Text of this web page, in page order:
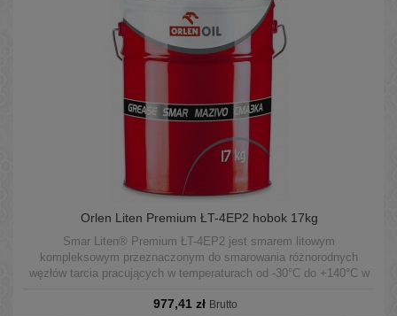
Orlen Liten Premium ŁT-4EP2 hobok 17kg
Smar Liten® Premium ŁT-4EP2 jest smarem litowym
kompleksowym przeznaczonym do smarowania różnorodnych
węzłów tarcia pracujących w temperaturach od -30°C do +140°C w
977,41 zł Brutto